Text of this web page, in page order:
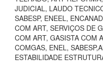
JUDICIAL, LAUDO
SABESP, ENEEL,
COM ART, SERVIÇOS DE
COM ART, GASISTA COM
COMGAS, ENEL,
ESTABILIDADE